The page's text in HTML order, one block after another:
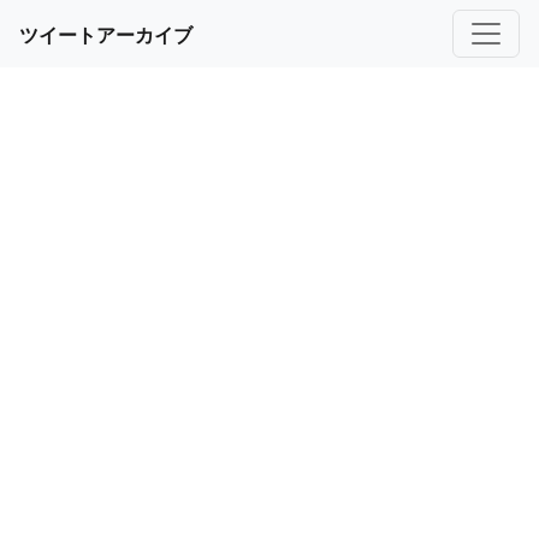
ツイートアーカイブ